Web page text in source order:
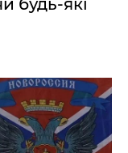
будь-які